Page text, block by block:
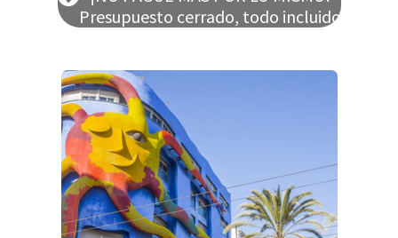
Presupuesto cerrado, todo incluido